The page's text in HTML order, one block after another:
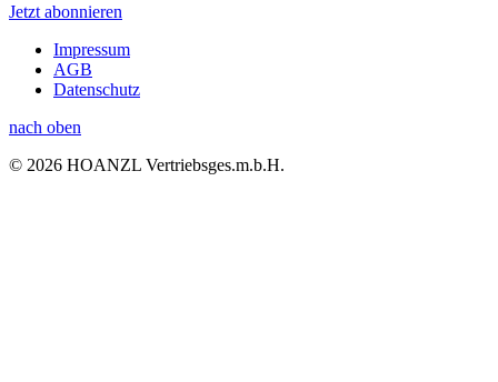
Jetzt abonnieren
Impressum
AGB
Datenschutz
nach oben
© 2026 HOANZL Vertriebsges.m.b.H.